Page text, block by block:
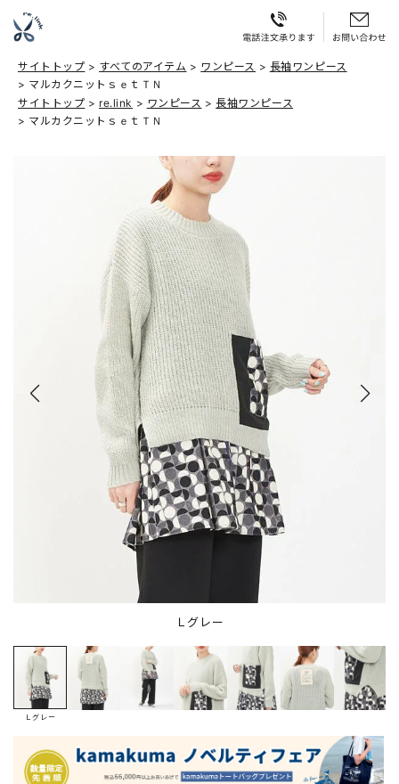
サイトトップ すべてのアイテム ワンピース
長袖ワンピース
マルカクニットｓｅｔＴＮ
サイトトップ
re.link ワンピース
長袖ワンピース
マルカクニットｓｅｔＴＮ
Ｌグレー
Ｌグレー